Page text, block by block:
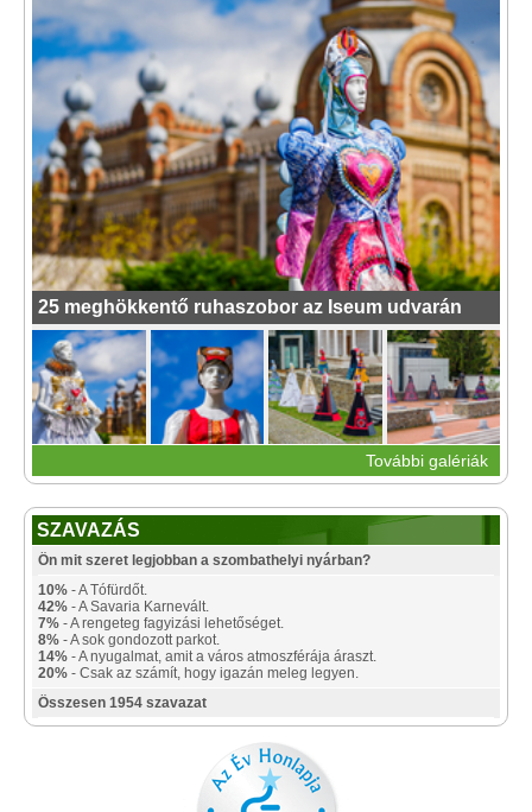
25 meghökkentő ruhaszobor az Iseum udvarán
További galériák
SZAVAZÁS
Ön mit szeret legjobban a szombathelyi nyárban?
10% - A Tófürdőt.
42% - A Savaria Karnevált.
7% - A rengeteg fagyizási lehetőséget.
8% - A sok gondozott parkot.
14% - A nyugalmat, amit a város atmoszférája áraszt.
20% - Csak az számít, hogy igazán meleg legyen.
Összesen 1954 szavazat